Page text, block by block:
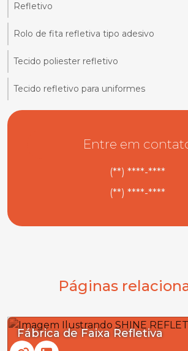
Refletivo
Rolo de fita refletiva tipo adesivo
Tecido poliester refletivo
Tecido refletivo para uniformes
Entre em
(**) ****-****
(**) ****-****
Páginas
Fábrica de Faixa Refletiva